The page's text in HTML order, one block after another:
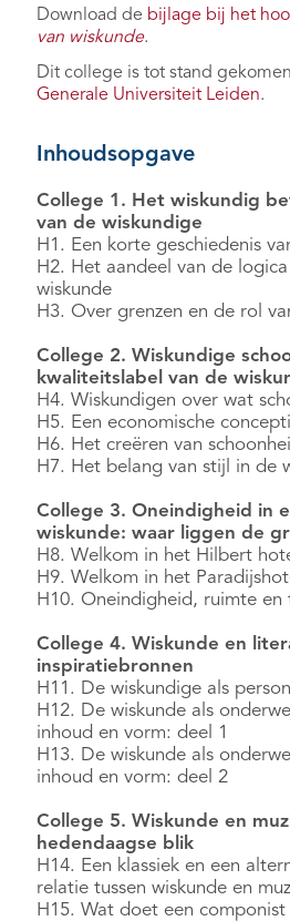
Download de bijlage bij het
van wiskunde.
Dit college is tot stand
Generale Universiteit Leiden.
Inhoudsopgave
College 1. Het wiskundig
van de wiskundige
H1. Een korte geschiedenis
H2. Het aandeel van de
wiskunde
H3. Over grenzen en de rol
College 2. Wiskundige
kwaliteitslabel van de
H4. Wiskundigen over wat
H5. Een economische
H6. Het creëren van
H7. Het belang van stijl in de
College 3. Oneindigheid in
wiskunde: waar liggen de
H8. Welkom in het Hilbert
H9. Welkom in het
H10. Oneindigheid, ruimte
College 4. Wiskunde en
inspiratiebronnen
H11. De wiskundige als
H12. De wiskunde als
inhoud en vorm: deel 1
H13. De wiskunde als
inhoud en vorm: deel 2
College 5. Wiskunde en
hedendaagse blik
H14. Een klassiek en een
relatie tussen wiskunde en
H15. Wat doet een componist